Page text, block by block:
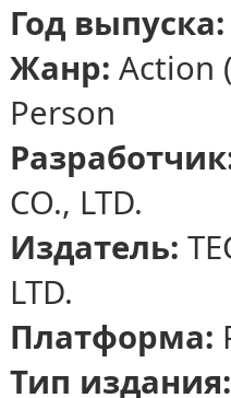
Год выпуска:
Жанр: Action
Person
CO., LTD.
Издатель:
LTD.
Платформа:
Тип